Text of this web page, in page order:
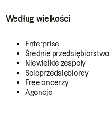
Według wielkości
Enterprise
Średnie przedsiębiorstwa
Niewielkie zespoły
Soloprzedsiębiorcy
Freelancerzy
Agencje